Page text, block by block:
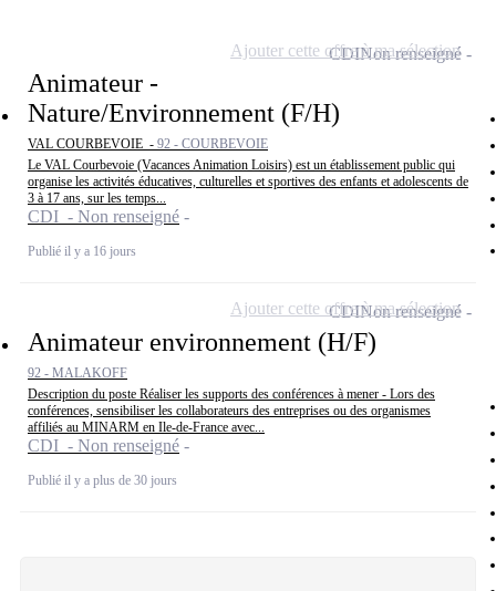
Animateur -
Nature/Environnement (F/H)
VAL COURBEVOIE - 92 - COURBEVOIE
Le VAL Courbevoie (Vacances Animation Loisirs) est un établissement public qui
organise les activités éducatives, culturelles et sportives des enfants et adolescents de
3 à 17 ans, sur les temps...
CDI - Non renseigné
Publié il y a 16 jours
CDINon renseigné
Ajouter cette offre à ma sélection
Animateur environnement (H/F)
92 - MALAKOFF
Description du poste Réaliser les supports des conférences à mener - Lors des
conférences, sensibiliser les collaborateurs des entreprises ou des organismes
affiliés au MINARM en Ile-de-France avec...
CDI - Non renseigné
Publié il y a plus de 30 jours
CDINon renseigné
Ajouter cette offre à ma sélection